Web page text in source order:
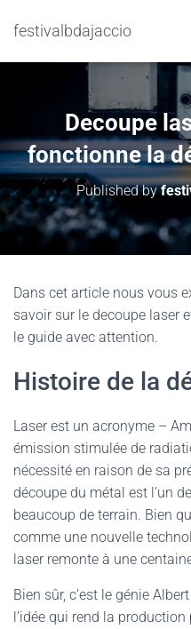
festivalbdajaccio
Decoupe
fonctionne la
Published by
Dans cet article nous vous
savoir sur le decoupe laser
le guide avec attention.
Histoire de la
Laser est un acronyme –
émission stimulée de
nécessité en raison de sa
découpe du métal est l’un
beaucoup de terrain. Bien
comme une nouvelle
laser remonte à une
Bien sûr, c’est le génie
l’idée qui rend la